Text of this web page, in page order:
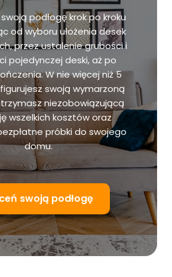
podłogę krok po kroku
od wyboru ułożenia desek
przez ustalenie grubości i
pojedynczej deski, aż po
W nie więcej niż 5
swoją wymarzoną
niezobowiązującą
wszelkich kosztów oraz
próbki do swojego
domu.
swoją podłogę